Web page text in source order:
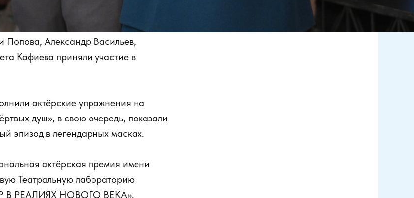
Александр Васильев,
Кафиева приняли участие в
актёрские упражнения на
душ», в свою очередь, показали
эпизод в легендарных масках.
актёрская премия имени
Театральную лабораторию
В РЕАЛИЯХ НОВОГО ВЕКА».